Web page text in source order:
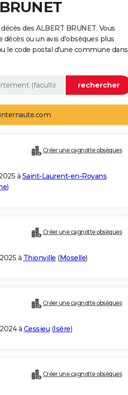
des ALBERT BRUNET. Vous
ou un avis d'obsèques plus
le code postal d'une commune dans
Créer une cagnotte obsèques
à Saint-Laurent-en-Royans
)
Créer une cagnotte obsèques
à Thionville (Moselle)
Créer une cagnotte obsèques
à Cessieu (Isère)
Créer une cagnotte obsèques